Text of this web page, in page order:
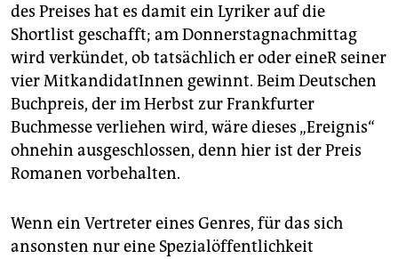
des Preises hat es damit ein Lyriker auf die
Shortlist geschafft; am Donnerstagnachmittag
wird verkündet, ob tatsächlich er oder eineR seiner
vier MitkandidatInnen gewinnt. Beim Deutschen
Buchpreis, der im Herbst zur Frankfurter
Buchmesse verliehen wird, wäre dieses „Ereignis“
ohnehin ausgeschlossen, denn hier ist der Preis
Romanen vorbehalten.
Wenn ein Vertreter eines Genres, für das sich
ansonsten nur eine Spezialöffentlichkeit